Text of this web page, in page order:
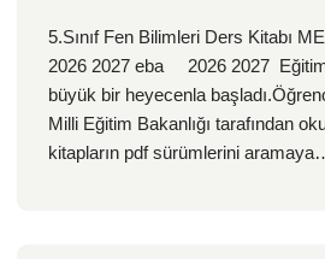
5.Sınıf Fen Bilimleri Ders Kitabı
2026 2027 eba 2026 2027 Eğitim
büyük bir heyecenla
Milli Eğitim Bakanlığı tarafından
kitapların pdf sürümlerini